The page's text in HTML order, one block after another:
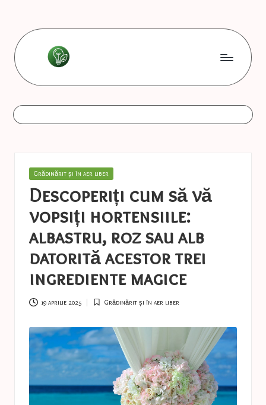
content
L
e
s
o
n
n
e
s
a
s
t
u
c
e
s
astuces
Posted
Grădinărit și în aer liber
Descoperiți cum să vă
vopsiți hortensiile:
albastru, roz sau alb
datorită acestor trei
ingrediente magice
19 aprilie 2025
Posted
Grădinărit și în aer liber